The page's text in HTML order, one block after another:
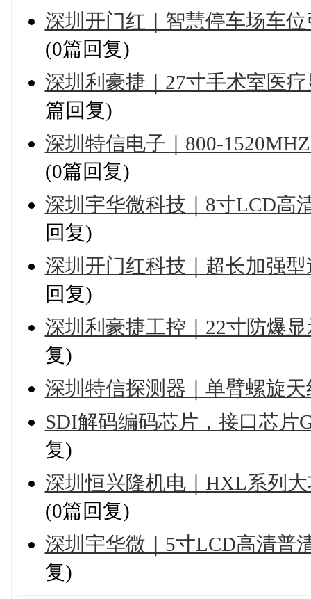
深圳开门红｜智慧停车场车
(0篇回复)
深圳利豪捷｜27寸手术室医
篇回复)
深圳特信电子｜800-
(0篇回复)
深圳宇华微科技｜8寸LCD高
回复)
深圳开门红科技｜超长加强
回复)
深圳利豪捷工控｜22寸防爆
复)
深圳特信探测器｜单臂螺旋
SDI解码编码芯片，接口芯片
复)
深圳恒兴隆机电｜HXL系列
(0篇回复)
深圳宇华微｜5寸LCD高清普
复)